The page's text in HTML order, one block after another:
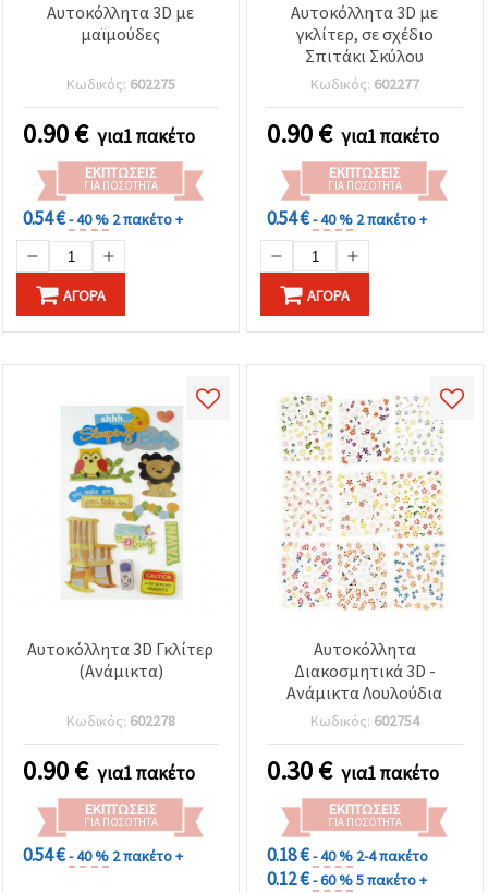
Αυτοκόλλητα 3D με
μαϊμούδες
Κωδικός: 602275
0.90€ για1 πακέτο
ΕΚΠΤΏΣΕΙΣ
ΓΙΑ ΠΟΣΌΤΗΤΑ
0.54 €- 40 % 2 πακέτο +
ΑΓΟΡΆ
Αυτοκόλλητα 3D με
γκλίτερ, σε σχέδιο
Σπιτάκι Σκύλου
Κωδικός: 602277
0.90€ για1 πακέτο
ΕΚΠΤΏΣΕΙΣ
ΓΙΑ ΠΟΣΌΤΗΤΑ
0.54 €- 40 % 2 πακέτο +
ΑΓΟΡΆ
Αυτοκόλλητα 3D Γκλίτερ
(Ανάμικτα)
Κωδικός: 602278
0.90€ για1 πακέτο
ΕΚΠΤΏΣΕΙΣ
ΓΙΑ ΠΟΣΌΤΗΤΑ
0.54 €- 40 % 2 πακέτο +
Αυτοκόλλητα
Διακοσμητικά 3D -
Ανάμικτα Λουλούδια
Κωδικός: 602754
0.30€ για1 πακέτο
ΕΚΠΤΏΣΕΙΣ
ΓΙΑ ΠΟΣΌΤΗΤΑ
0.18 €- 40 % 2-4 πακέτο
0.12 €- 60 %5 πακέτο +